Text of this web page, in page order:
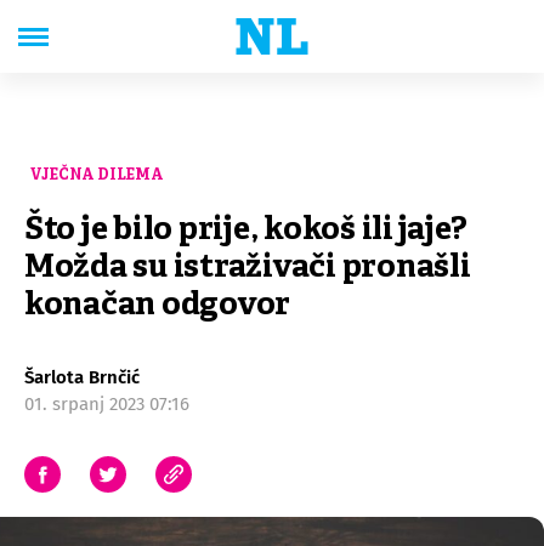
VJEČNA DILEMA
Što je bilo prije, kokoš ili jaje?
Možda su istraživači pronašli
konačan odgovor
Šarlota Brnčić
01. srpanj 2023 07:16